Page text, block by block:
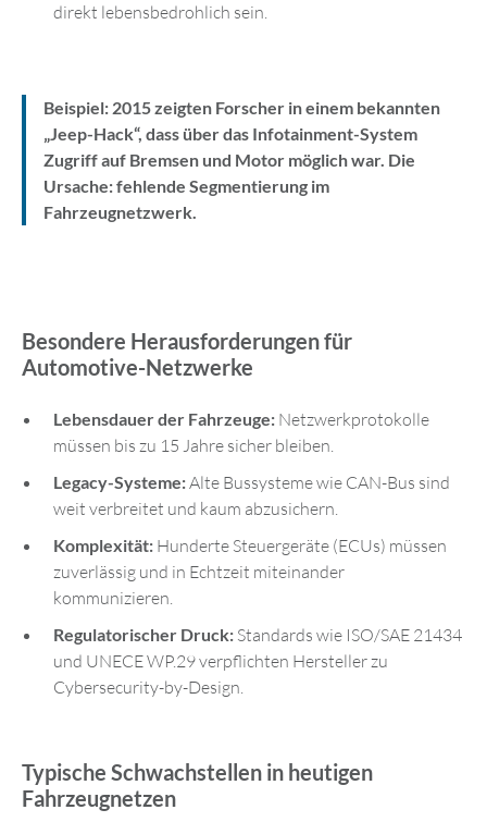
direkt lebensbedrohlich sein.
Beispiel: 2015 zeigten Forscher in einem bekannten
„Jeep-Hack“, dass über das Infotainment-System
Zugriff auf Bremsen und Motor möglich war. Die
Ursache: fehlende Segmentierung im
Fahrzeugnetzwerk.
Besondere Herausforderungen für
Automotive-Netzwerke
Lebensdauer der Fahrzeuge: Netzwerkprotokolle
müssen bis zu 15 Jahre sicher bleiben.
Legacy-Systeme:Alte Bussysteme wie CAN-Bus sind
weit verbreitet und kaum abzusichern.
Komplexität: Hunderte Steuergeräte (ECUs) müssen
zuverlässig und in Echtzeit miteinander
kommunizieren.
Regulatorischer Druck: Standards wie ISO/SAE 21434
und UNECE WP.29 verpflichten Hersteller zu
Cybersecurity-by-Design.
Typische Schwachstellen in heutigen
Fahrzeugnetzen